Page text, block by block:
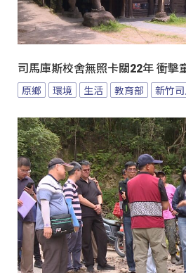
司馬庫斯校舍無照卡關22年 衝擊
原鄉 環境 生活 教育部 新竹